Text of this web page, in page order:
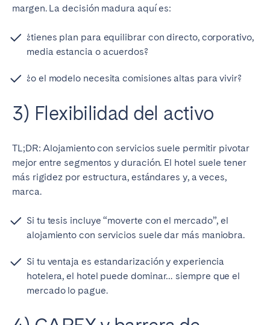
margen. La decisión madura aquí es:
¿tienes plan para equilibrar con directo, corporativo,
media estancia o acuerdos?
¿o el modelo necesita comisiones altas para vivir?
3) Flexibilidad del activo
TL;DR: Alojamiento con servicios suele permitir pivotar
mejor entre segmentos y duración. El hotel suele tener
más rigidez por estructura, estándares y, a veces,
marca.
Si tu tesis incluye “moverte con el mercado”, el
alojamiento con servicios suele dar más maniobra.
Si tu ventaja es estandarización y experiencia
hotelera, el hotel puede dominar… siempre que el
mercado lo pague.